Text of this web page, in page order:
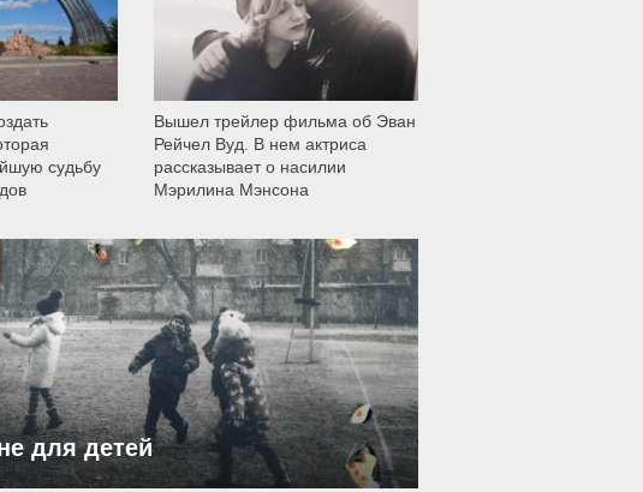
судьбу
Вышел трейлер фильма об Эван
Рейчел Вуд. В нем актриса
рассказывает о насилии
Мэрилина Мэнсона
для детей